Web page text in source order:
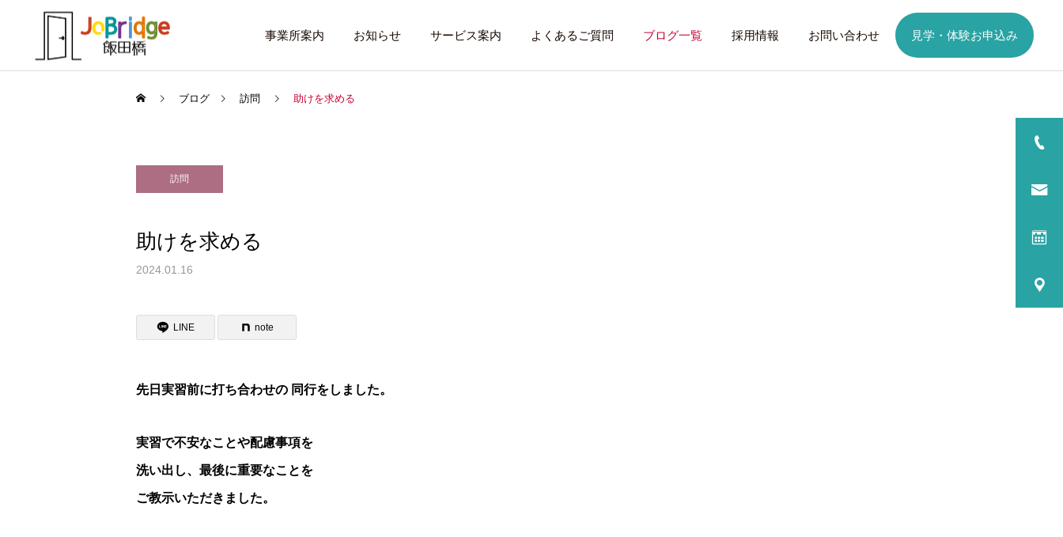
事業所案内 お知らせ サービス案内 よくあるご質問 ブログ一覧 採用情報 お問い合わせ 見学・体験お申込み
働き続けるための土台
ブログ 訪問 助けを求める
訪問
助けを求める
2024.01.16
LINE note
先日実習前に打ち合わせの 同行をしました。
実習で不安なことや配慮事項を
洗い出し、最後に重要なことを
ご教示いただきました。